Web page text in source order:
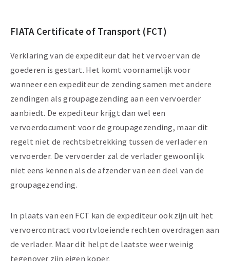
FIATA Certificate of Transport (FCT)
Verklaring van de expediteur dat het vervoer van de
goederen is gestart. Het komt voornamelijk voor
wanneer een expediteur de zending samen met andere
zendingen als groupagezending aan een vervoerder
aanbiedt. De expediteur krijgt dan wel een
vervoerdocument voor de groupagezending, maar dit
regelt niet de rechtsbetrekking tussen de verlader en
vervoerder. De vervoerder zal de verlader gewoonlijk
niet eens kennen als de afzender van een deel van de
groupagezending.
In plaats van een FCT kan de expediteur ook zijn uit het
vervoercontract voortvloeiende rechten overdragen aan
de verlader. Maar dit helpt de laatste weer weinig
tegenover zijn eigen koper.